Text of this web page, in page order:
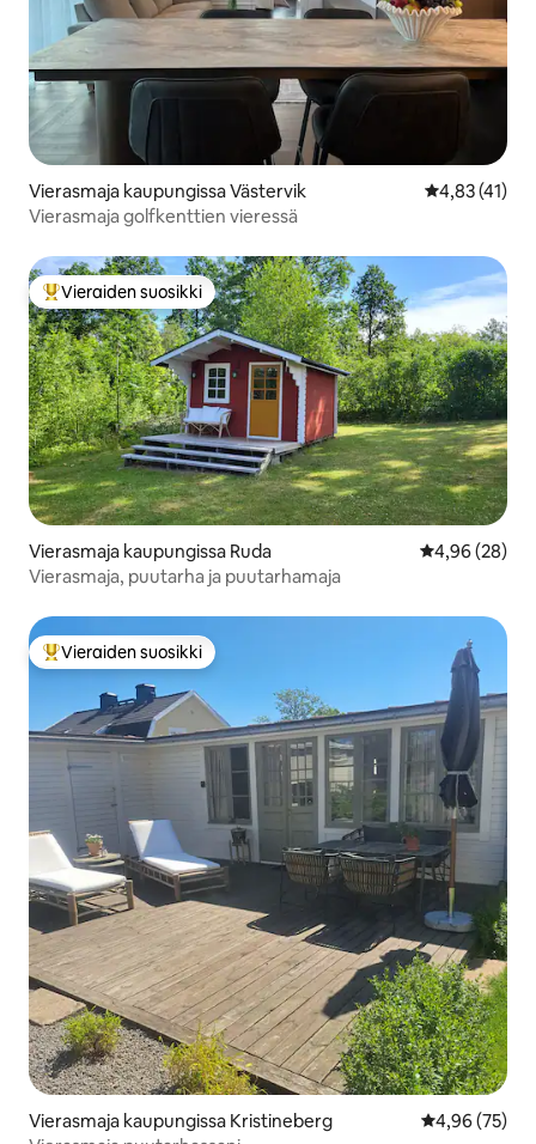
Vierasmaja kaupungissa Västervik
4,83 (41)
Vierasmaja golfkenttien vieressä
Vieraiden suosikkien parhaimmistoa
Vieraiden suosikki
Vierasmaja kaupungissa Ruda
4,96 (28)
Vierasmaja, puutarha ja puutarhamaja
Vieraiden suosikkien parhaimmistoa
Vieraiden suosikki
Vierasmaja kaupungissa Kristineberg
4,96 (75)